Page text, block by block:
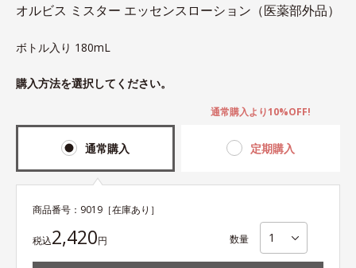
オルビス ミスター エッセンスローション（医薬部外品）
ボトル入り 180mL
購入方法を選択してください。
通常購入 定期購入
通常購入より10%OFF!
商品番号： 9019 ［在庫あり］
税込2,420円 数量